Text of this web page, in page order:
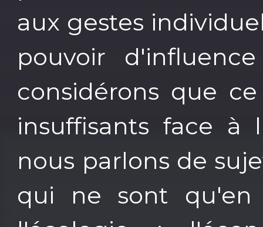
aux gestes
pouvoir
considérons que
insuffisants face à
nous parlons de
qui ne sont qu'en